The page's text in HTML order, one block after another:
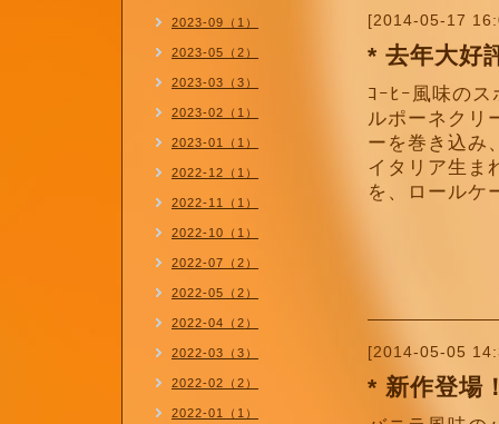
[2014-05-17
* 去年大好
ｺｰﾋｰ風味の
ルポーネクリ
ーを巻き込み
イタリア生ま
を、ロールケ
[2014-05-05
* 新作登場
2023-09（1）
2023-05（2）
2023-03（3）
2023-02（1）
2023-01（1）
2022-12（1）
2022-11（1）
2022-10（1）
2022-07（2）
2022-05（2）
2022-04（2）
2022-03（3）
2022-02（2）
2022-01（1）